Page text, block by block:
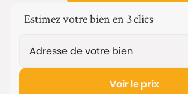
Estimez votre bien en 3 clics
Voir le prix